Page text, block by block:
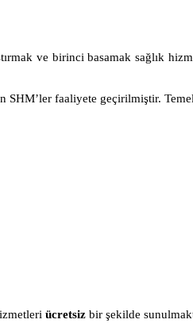
ve birinci basamak sağlık
SHM’ler faaliyete geçirilmiştir.
ücretsiz bir şekilde